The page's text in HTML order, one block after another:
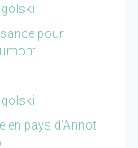
pour
en pays d'Annot